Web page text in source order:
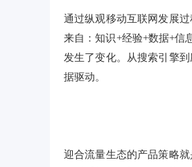
通过纵观移动互联网发展
来自：知识+经验+数据+信
发生了变化。从搜索引擎
据驱动。
迎合流量生态的产品策略